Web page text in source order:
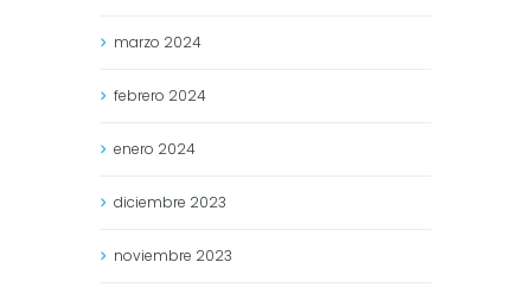
marzo 2024
febrero 2024
enero 2024
diciembre 2023
noviembre 2023